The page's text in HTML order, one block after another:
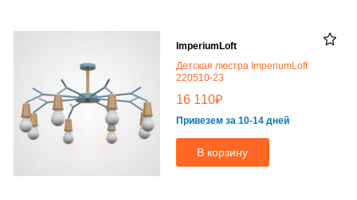
ImperiumLoft
Детская люстра ImperiumLoft
220510-23
16 110₽
Привезем за 10-14 дней
В корзину